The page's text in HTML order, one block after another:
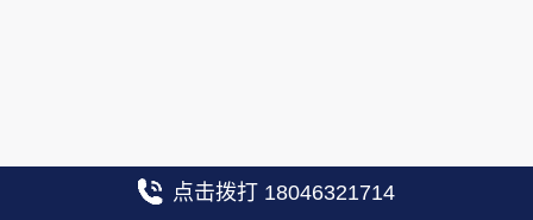
点击拨打 18046321714